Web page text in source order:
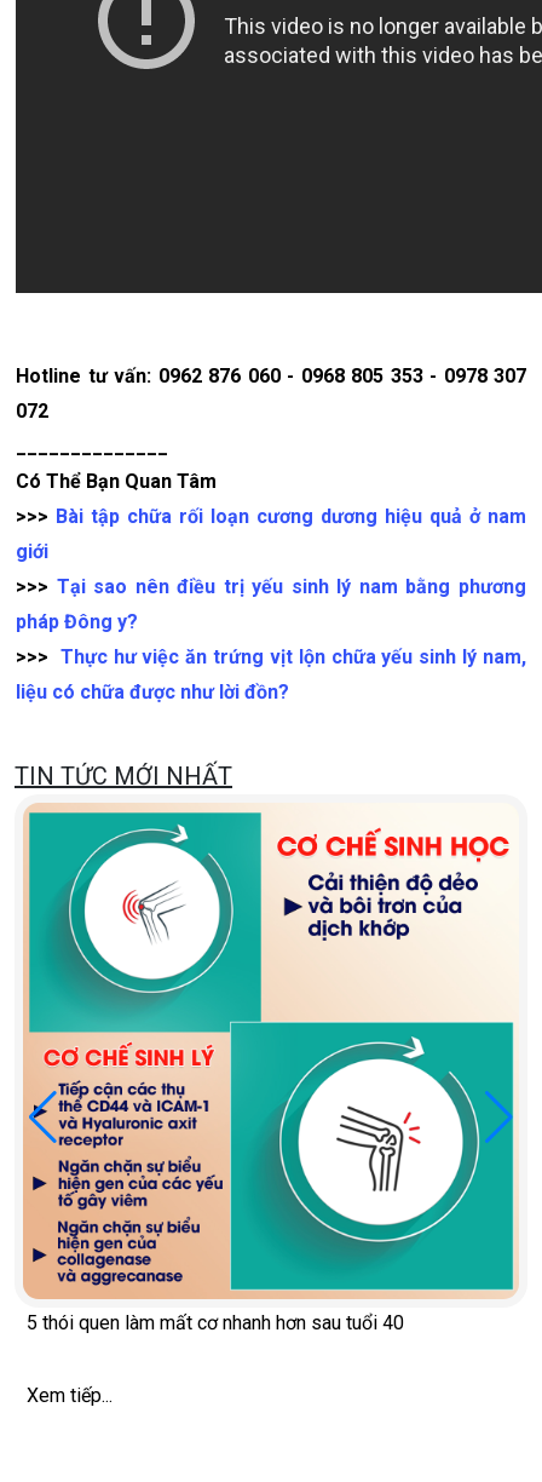
Hotline tư vấn: 0962 876 060 - 0968 805 353 - 0978 307
072
Có Thể Bạn Quan Tâm
>>> Bài tập chữa rối loạn cương dương hiệu quả ở nam
giới
>>> Tại sao nên điều trị yếu sinh lý nam bằng phương
pháp Đông y?
>>> Thực hư việc ăn trứng vịt lộn chữa yếu sinh lý nam,
liệu có chữa được như lời đồn?
TIN TỨC MỚI NHẤT
40
3 chiến lược kiểm soát huyết áp hiệu
và hỗ trợ từ tự nhiên
Xem tiếp...